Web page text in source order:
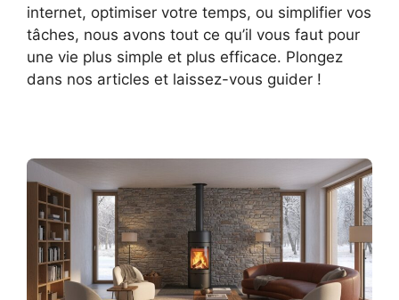
internet, optimiser votre temps, ou simplifier vos
tâches, nous avons tout ce qu’il vous faut pour
une vie plus simple et plus efficace. Plongez
dans nos articles et laissez-vous guider !